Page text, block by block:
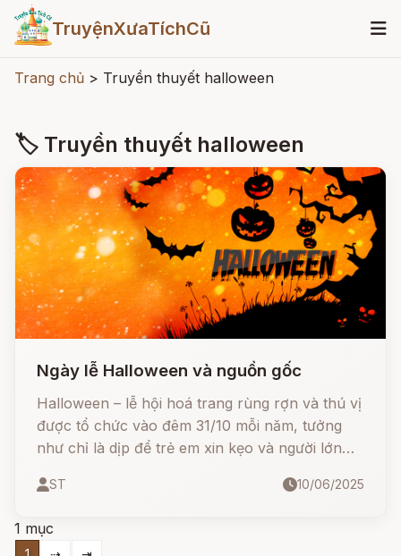
TruyệnXưaTíchCũ
Trang chủ > Truyền thuyết halloween
🏷 Truyền thuyết halloween
Ngày lễ Halloween và nguồn gốc
Halloween – lễ hội hoá trang rùng rợn và thú vị
được tổ chức vào đêm 31/10 mỗi năm, tưởng
như chỉ là dịp để trẻ em xin kẹo và người lớn
rằng đằng sau đêm hội ma mị này là cả một
nguồn từ lễ hội Samhain của người Celtic cổ
ST 10/06/2025
1 mục